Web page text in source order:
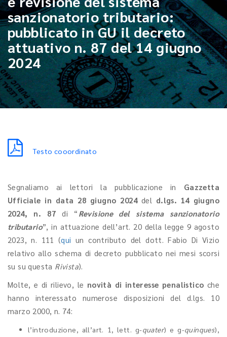
sanzionatorio tributario:
pubblicato in GU il decreto
attuativo n. 87 del 14 giugno
2024
Testo cooordinato
Segnaliamo ai lettori la pubblicazione in Gazzetta
Ufficiale in data 28 giugno 2024del d.lgs. 14 giugno
2024, n. 87 di “ Revisione del sistema sanzionatorio
tributario”, in attuazione dell’art. 20 della legge 9 agosto
2023, n. 111 (qui un contributo del dott. Fabio Di Vizio
relativo allo schema di decreto pubblicato nei mesi scorsi
su su questa Rivista).
Molte, e di rilievo, le novità di interesse penalistico che
hanno interessato numerose disposizioni del d.lgs. 10
marzo 2000, n. 74:
l’introduzione, all’art. 1, lett. g-quater) e g-quinques),